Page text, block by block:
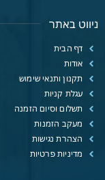
ניווט באתר
דף הבית
אודות
תקנון ותנאי שימוש
עגלת קניות
תשלום וסיום הזמנה
מעקב הזמנות
הצהרת נגישות
מדיניות פרטיות